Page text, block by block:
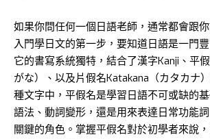
如果你問任何一個日語老師，通常都會跟
入門學日文的第一步，要知道日語是一門
它的書寫系統獨特，結合了漢字Kanji、平
がな）、以及片假名Katakana（カタカナ
種文字中，平假名是學習日語不可或缺的
語法、動詞變形，還是用來表達日常功能
關鍵的角色。掌握平假名對於初學者來說